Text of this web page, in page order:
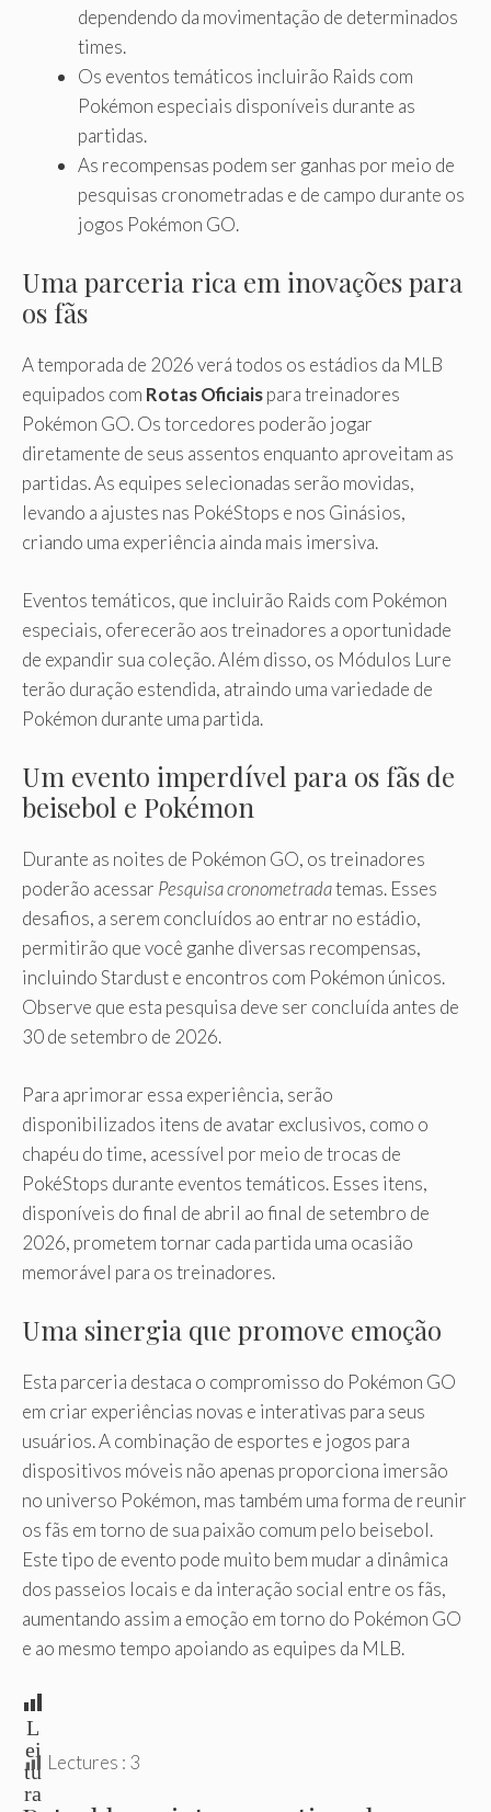
dependendo da movimentação de determinados
times.
Os eventos temáticos incluirão Raids com
Pokémon especiais disponíveis durante as
partidas.
As recompensas podem ser ganhas por meio de
pesquisas cronometradas e de campo durante os
jogos Pokémon GO.
Uma parceria rica em inovações para
os fãs
A temporada de 2026 verá todos os estádios da MLB
equipados com Rotas Oficiaispara treinadores
Pokémon GO. Os torcedores poderão jogar
diretamente de seus assentos enquanto aproveitam as
partidas. As equipes selecionadas serão movidas,
levando a ajustes nas PokéStops e nos Ginásios,
criando uma experiência ainda mais imersiva.
Eventos temáticos, que incluirão Raids com Pokémon
especiais, oferecerão aos treinadores a oportunidade
de expandir sua coleção. Além disso, os Módulos Lure
terão duração estendida, atraindo uma variedade de
Pokémon durante uma partida.
Um evento imperdível para os fãs de
beisebol e Pokémon
Durante as noites de Pokémon GO, os treinadores
poderão acessar Pesquisa cronometradatemas. Esses
desafios, a serem concluídos ao entrar no estádio,
permitirão que você ganhe diversas recompensas,
incluindo Stardust e encontros com Pokémon únicos.
Observe que esta pesquisa deve ser concluída antes de
30 de setembro de 2026.
Para aprimorar essa experiência, serão
disponibilizados itens de avatar exclusivos, como o
chapéu do time, acessível por meio de trocas de
PokéStops durante eventos temáticos. Esses itens,
disponíveis do final de abril ao final de setembro de
2026, prometem tornar cada partida uma ocasião
memorável para os treinadores.
Uma sinergia que promove emoção
Esta parceria destaca o compromisso do Pokémon GO
em criar experiências novas e interativas para seus
usuários. A combinação de esportes e jogos para
dispositivos móveis não apenas proporciona imersão
no universo Pokémon, mas também uma forma de reunir
os fãs em torno de sua paixão comum pelo beisebol.
Este tipo de evento pode muito bem mudar a dinâmica
dos passeios locais e da interação social entre os fãs,
aumentando assim a emoção em torno do Pokémon GO
e ao mesmo tempo apoiando as equipes da MLB.
L
ei
tu
ra
Lectures : 3